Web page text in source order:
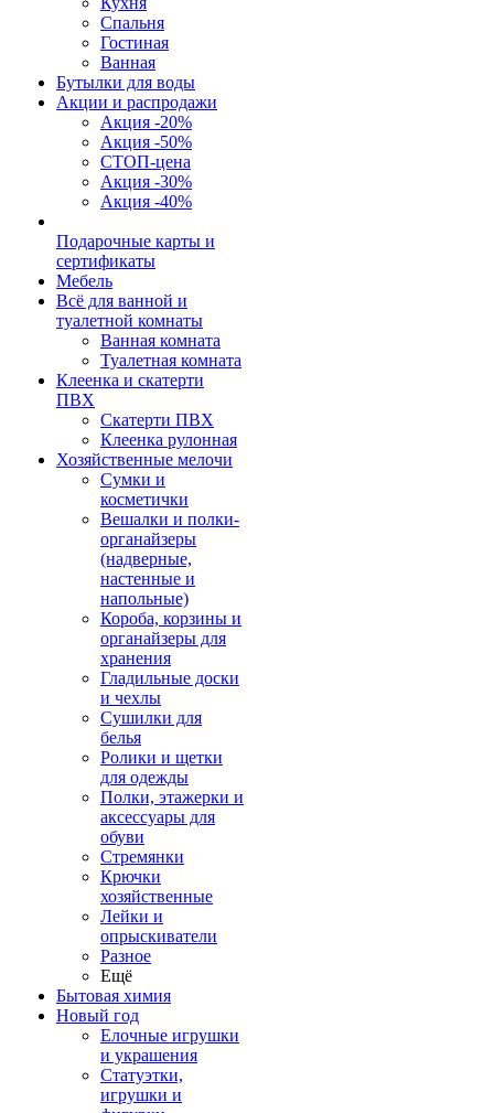
Спальня
Гостиная
Ванная
Бутылки для воды
Акции и распродажи
Акция -20%
Акция -50%
СТОП-цена
Акция -30%
Акция -40%
Подарочные карты и
сертификаты
Мебель
Всё для ванной и
туалетной комнаты
Ванная комната
Туалетная комната
Клеенка и скатерти
ПВХ
Скатерти ПВХ
Клеенка рулонная
Хозяйственные мелочи
Сумки и
косметички
Вешалки и полки-
органайзеры
(надверные,
настенные и
напольные)
Короба, корзины и
органайзеры для
хранения
Гладильные доски
и чехлы
Сушилки для
белья
Ролики и щетки
для одежды
Полки, этажерки и
аксессуары для
обуви
Стремянки
Крючки
хозяйственные
Лейки и
опрыскиватели
Разное
Ещё
Бытовая химия
Новый год
Елочные игрушки
и украшения
Статуэтки,
игрушки и